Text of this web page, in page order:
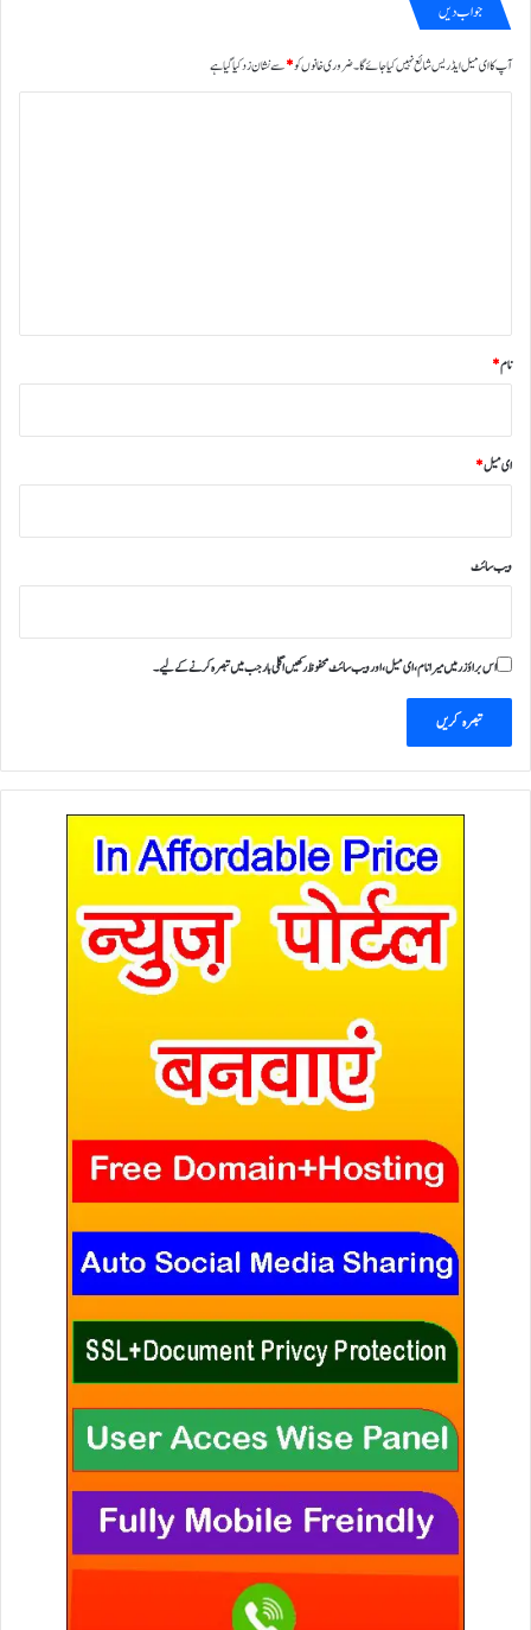
جواب دیں
آپ کا ای میل ایڈریس شائع نہیں کیا جائے گا۔ضروری خانوں کو*سے نشان زد کیا گیا ہے
نام*
ای میل*
ویب‌ سائٹ
اس براؤزر میں میرا نام، ای میل، اور ویب سائٹ محفوظ رکھیں اگلی بار جب میں تبصرہ کرنے کےلیے۔